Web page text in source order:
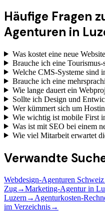
Häufige Fragen
Agenturen in
Was kostet eine neue
Brauche ich eine
Welche CMS-Systeme sind
Brauche ich eine
Wie lange dauert ein
Sollte ich Design und
Wer kümmert sich um
Wie wichtig ist mobile First
Was ist mit SEO bei einem
Wie viel Mitarbeit erwartet
Verwandte
Webdesign-Agenturen Schweiz
Zug→Marketing-Agentur in
Luzern→Agenturkosten-
im Verzeichnis→